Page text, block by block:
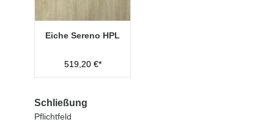
Eiche Sereno HPL
519,20 €*
Schließung
Pflichtfeld